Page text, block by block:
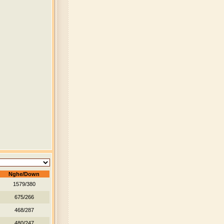
Nghe/Down
1579/380
675/266
468/287